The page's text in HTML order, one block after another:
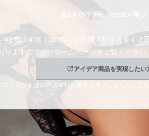
ゲーム・サービス開発
書籍・雑誌出版
チャレンジ
CAMPFIRE Creation
¥3,857,418（385%）と目標金額を大きく上
りますのでぜひホームページをご覧ください！
アイデア商品を実現したい
ロジェクトは2021/09/10に募集を終了しました。こ